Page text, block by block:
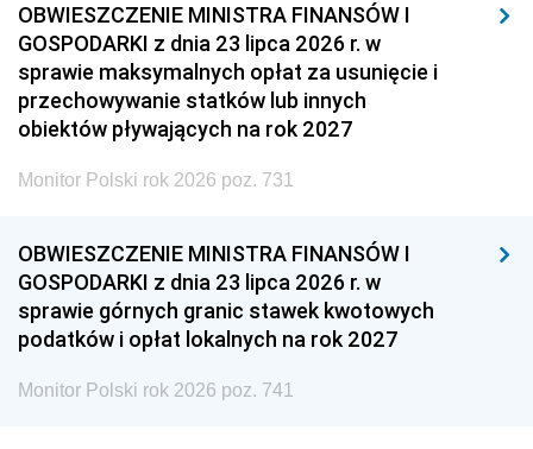
OBWIESZCZENIE MINISTRA FINANSÓW I
GOSPODARKI z dnia 23 lipca 2026 r. w
sprawie maksymalnych opłat za usunięcie i
przechowywanie statków lub innych
obiektów pływających na rok 2027
Monitor Polski rok 2026 poz. 731
OBWIESZCZENIE MINISTRA FINANSÓW I
GOSPODARKI z dnia 23 lipca 2026 r. w
sprawie górnych granic stawek kwotowych
podatków i opłat lokalnych na rok 2027
Monitor Polski rok 2026 poz. 741